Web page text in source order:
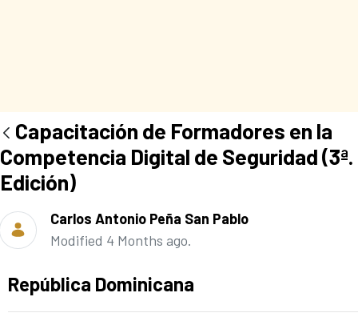
Capacitación de Formadores en la
Competencia Digital de Seguridad (3ª.
Edición)
Carlos Antonio Peña San Pablo
Modified 4 Months ago.
Ad section:
República Dominicana